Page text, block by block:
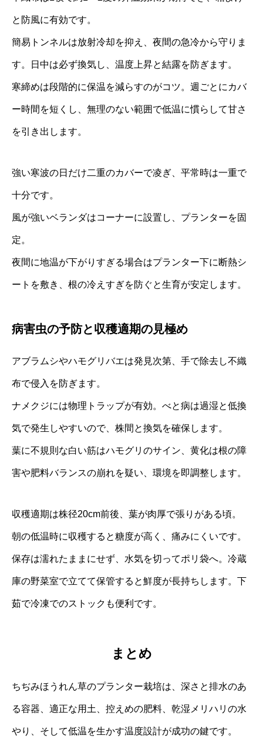
と防風に有効です。
簡易トンネルは放射冷却を抑え、夜間の急冷から守りま
す。日中は必ず換気し、温度上昇と結露を防ぎます。
寒締めは段階的に保温を減らすのがコツ。週ごとにカバ
ー時間を短くし、無理のない範囲で低温に慣らして甘さ
を引き出します。
強い寒波の日だけ二重のカバーで凌ぎ、平常時は一重で
十分です。
風が強いベランダはコーナーに設置し、プランターを固
定。
夜間に地温が下がりすぎる場合はプランター下に断熱シ
ートを敷き、根の冷えすぎを防ぐと生育が安定します。
病害虫の予防と収穫適期の見極め
アブラムシやハモグリバエは発見次第、手で除去し不織
布で侵入を防ぎます。
ナメクジには物理トラップが有効。べと病は過湿と低換
気で発生しやすいので、株間と換気を確保します。
葉に不規則な白い筋はハモグリのサイン、黄化は根の障
害や肥料バランスの崩れを疑い、環境を即調整します。
収穫適期は株径20cm前後、葉が肉厚で張りがある頃。
朝の低温時に収穫すると糖度が高く、痛みにくいです。
保存は濡れたままにせず、水気を切ってポリ袋へ。冷蔵
庫の野菜室で立てて保管すると鮮度が長持ちします。下
茹で冷凍でのストックも便利です。
まとめ
ちぢみほうれん草のプランター栽培は、深さと排水のあ
る容器、適正な用土、控えめの肥料、乾湿メリハリの水
やり、そして低温を生かす温度設計が成功の鍵です。